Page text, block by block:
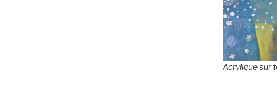
Acrylique sur